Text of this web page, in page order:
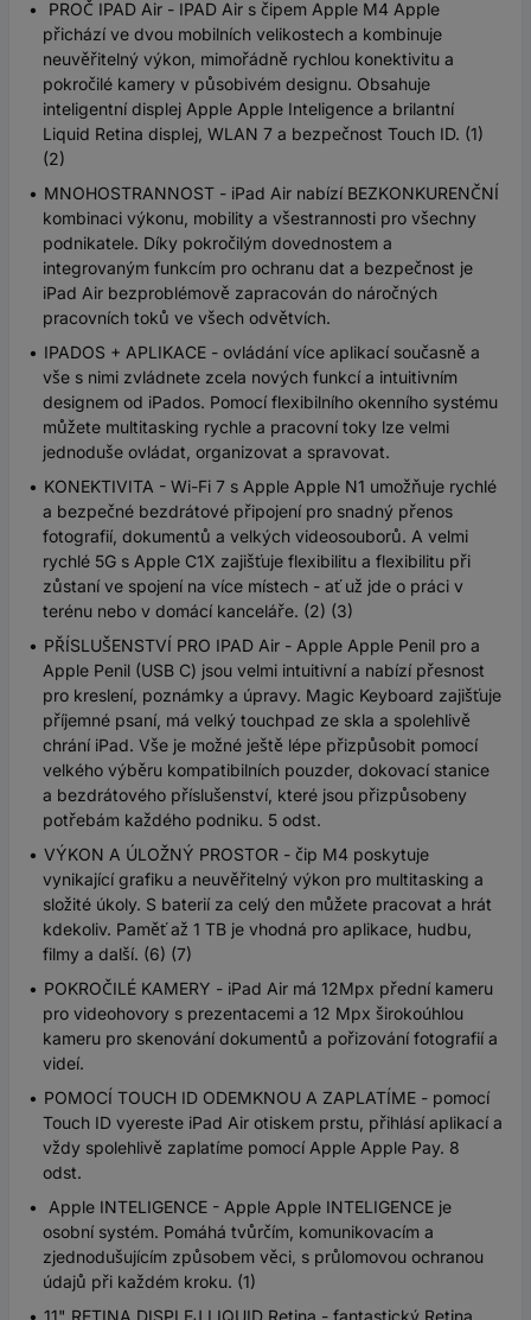
PROČ IPAD Air - IPAD Air s čipem Apple M4 Apple
přichází ve dvou mobilních velikostech a kombinuje
neuvěřitelný výkon, mimořádně rychlou konektivitu a
pokročilé kamery v působivém designu. Obsahuje
inteligentní displej Apple Apple Inteligence a brilantní
Liquid Retina displej, WLAN 7 a bezpečnost Touch ID. (1)
(2)
MNOHOSTRANNOST - iPad Air nabízí BEZKONKURENČNÍ
kombinaci výkonu, mobility a všestrannosti pro všechny
podnikatele. Díky pokročilým dovednostem a
integrovaným funkcím pro ochranu dat a bezpečnost je
iPad Air bezproblémově zapracován do náročných
pracovních toků ve všech odvětvích.
IPADOS + APLIKACE - ovládání více aplikací současně a
vše s nimi zvládnete zcela nových funkcí a intuitivním
designem od iPados. Pomocí flexibilního okenního systému
můžete multitasking rychle a pracovní toky lze velmi
jednoduše ovládat, organizovat a spravovat.
KONEKTIVITA - Wi-Fi 7 s Apple Apple N1 umožňuje rychlé
a bezpečné bezdrátové připojení pro snadný přenos
fotografií, dokumentů a velkých videosouborů. A velmi
rychlé 5G s Apple C1X zajišťuje flexibilitu a flexibilitu při
zůstaní ve spojení na více místech - ať už jde o práci v
terénu nebo v domácí kanceláře. (2) (3)
PŘÍSLUŠENSTVÍ PRO IPAD Air - Apple Apple Penil pro a
Apple Penil (USB C) jsou velmi intuitivní a nabízí přesnost
pro kreslení, poznámky a úpravy. Magic Keyboard zajišťuje
příjemné psaní, má velký touchpad ze skla a spolehlivě
chrání iPad. Vše je možné ještě lépe přizpůsobit pomocí
velkého výběru kompatibilních pouzder, dokovací stanice
a bezdrátového příslušenství, které jsou přizpůsobeny
potřebám každého podniku. 5 odst.
VÝKON A ÚLOŽNÝ PROSTOR - čip M4 poskytuje
vynikající grafiku a neuvěřitelný výkon pro multitasking a
složité úkoly. S baterií za celý den můžete pracovat a hrát
kdekoliv. Paměť až 1 TB je vhodná pro aplikace, hudbu,
filmy a další. (6) (7)
POKROČILÉ KAMERY - iPad Air má 12Mpx přední kameru
pro videohovory s prezentacemi a 12 Mpx širokoúhlou
kameru pro skenování dokumentů a pořizování fotografií a
videí.
POMOCÍ TOUCH ID ODEMKNOU A ZAPLATÍME - pomocí
Touch ID vyereste iPad Air otiskem prstu, přihlásí aplikací a
vždy spolehlivě zaplatíme pomocí Apple Apple Pay. 8
odst.
Apple INTELIGENCE - Apple Apple INTELIGENCE je
osobní systém. Pomáhá tvůrčím, komunikovacím a
zjednodušujícím způsobem věci, s průlomovou ochranou
údajů při každém kroku. (1)